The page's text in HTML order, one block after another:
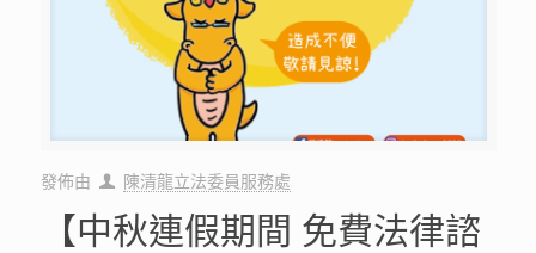
發佈由 陳清龍立法委員服務處
【中秋連假期間 免費法律諮